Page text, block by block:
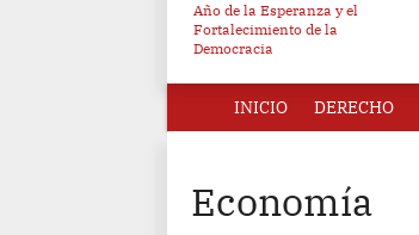
Año de la Esperanza y el
Fortalecimiento de la
Democracia
INICIO DERECHO
Economía